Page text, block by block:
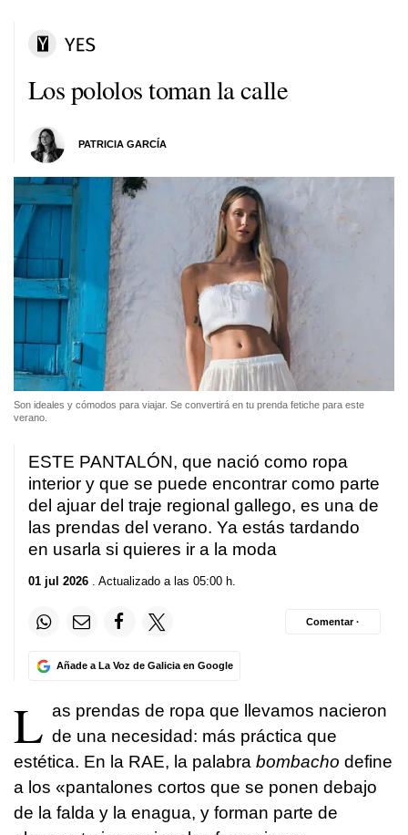
Los pololos toman la calle
PATRICIA GARCÍA
Son ideales y cómodos para viajar. Se convertirá en tu prenda fetiche para este
verano.
ESTE PANTALÓN, que nació como ropa
interior y que se puede encontrar como parte
del ajuar del traje regional gallego, es una de
las prendas del verano. Ya estás tardando
en usarla si quieres ir a la moda
01 jul 2026 . Actualizado a las 05:00 h.
Añade a La Voz de Galicia en Google
Comentar ·
L as prendas de ropa que llevamos nacieron
de una necesidad: más práctica que
estética. En la RAE, la palabra bombacho define
a los «pantalones cortos que se ponen debajo
de la falda y la enagua, y forman parte de